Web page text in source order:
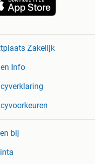
Zakelijk
Info
bij